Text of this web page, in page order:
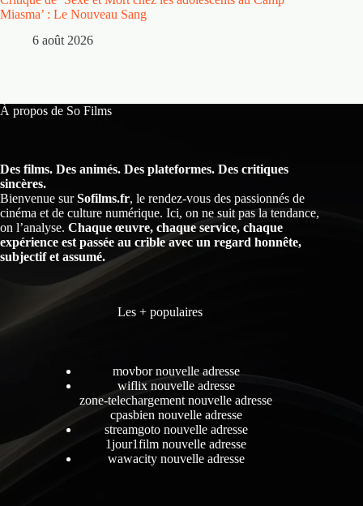
Miasma’ : Le Nouveau Sang
6 août 2026
À propos de So Films
Des films. Des animés. Des plateformes. Des critiques
sincères.
Bienvenue surSofilms.fr, le rendez-vous des passionnés de
cinéma et de culture numérique. Ici, on ne suit pas la tendance,
on l’analyse. Chaque œuvre, chaque service, chaque
expérience est passée au crible avec un regard honnête,
subjectif et assumé.
Les + populaires
movbor nouvelle adresse
wiflix nouvelle adresse
zone-telechargement nouvelle adresse
cpasbien nouvelle adresse
streamgoto nouvelle adresse
1jour1film nouvelle adresse
wawacity nouvelle adresse